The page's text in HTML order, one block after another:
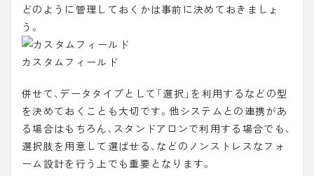
どのように管理しておくかは事前に決めておきましょ
う。
カスタムフィールド
併せて、データタイプとして「選択 」を利用するなどの型
を決めておくことも大切です。他システムとの連携があ
る場合はもちろん、スタンドアロンで利用する場合でも、
選択肢を用意して選ばせる、などのノンストレスなフォ
ーム設計を行う上でも重要となります。